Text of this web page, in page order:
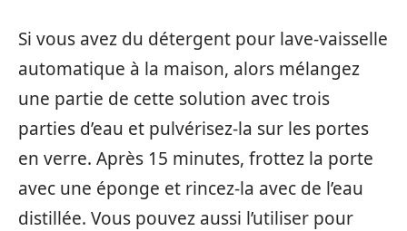
Si vous avez du détergent pour lave-vaisselle
automatique à la maison, alors mélangez
une partie de cette solution avec trois
parties d’eau et pulvérisez-la sur les portes
en verre. Après 15 minutes, frottez la porte
avec une éponge et rincez-la avec de l’eau
distillée. Vous pouvez aussi l’utiliser pour